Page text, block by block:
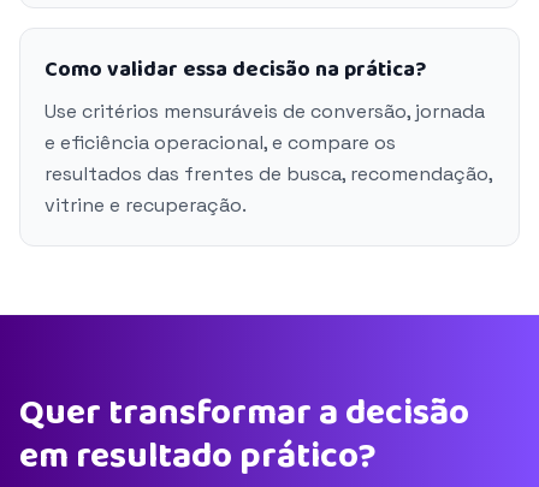
Como validar essa decisão na prática?
Use critérios mensuráveis de conversão, jornada
e eficiência operacional, e compare os
resultados das frentes de busca, recomendação,
vitrine e recuperação.
Quer transformar a decisão
em resultado prático?